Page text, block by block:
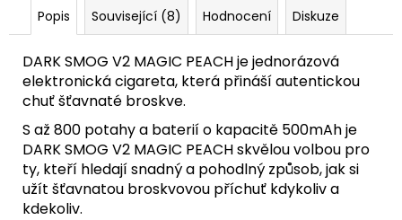
Popis Související (8) Hodnocení Diskuze
DARK SMOG V2 MAGIC PEACH je jednorázová
elektronická cigareta, která přináší autentickou
chuť šťavnaté broskve.
S až 800 potahy a baterií o kapacitě 500mAh je
DARK SMOG V2 MAGIC PEACH skvělou volbou pro
ty, kteří hledají snadný a pohodlný způsob, jak si
užít šťavnatou broskvovou příchuť kdykoliv a
kdekoliv.